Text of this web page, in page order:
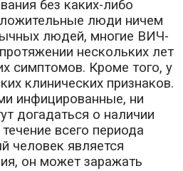
без каких-либо
люди ничем
людей, многие ВИЧ-
нескольких лет
симптомов. Кроме того, у
клинических признаков.
инфицированные, ни
догадаться о наличии
всего периода
человек является
он может заражать